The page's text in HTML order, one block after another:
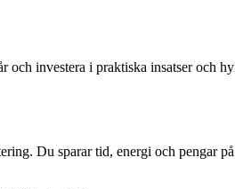
investera i praktiska insatser och
Du sparar tid, energi och pengar